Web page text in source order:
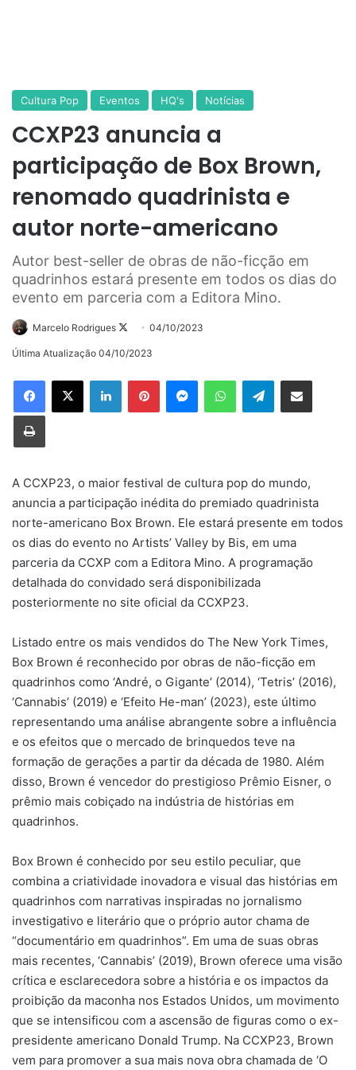
Cultura Pop Eventos HQ's Notícias
CCXP23 anuncia a
participação de Box Brown,
renomado quadrinista e
autor norte-americano
Autor best-seller de obras de não-ficção em
quadrinhos estará presente em todos os dias do
evento em parceria com a Editora Mino.
Marcelo Rodrigues
Follow04/10/2023
Última Atualização 04/10/2023
LinkedinPinterestMessengerWhatsAppTelegramCompartilhar via e-mail
Imprimir
A CCXP23, o maior festival de cultura pop do mundo,
anuncia a participação inédita do premiado quadrinista
norte-americano Box Brown. Ele estará presente em todos
os dias do evento no Artists’ Valley by Bis, em uma
parceria da CCXP com a Editora Mino. A programação
detalhada do convidado será disponibilizada
posteriormente no site oficial da CCXP23.
Listado entre os mais vendidos do The New York Times,
Box Brown é reconhecido por obras de não-ficção em
quadrinhos como ‘André, o Gigante’ (2014), ‘Tetris’ (2016),
‘Cannabis’ (2019) e ‘Efeito He-man’ (2023), este último
representando uma análise abrangente sobre a influência
e os efeitos que o mercado de brinquedos teve na
formação de gerações a partir da década de 1980. Além
disso, Brown é vencedor do prestigioso Prêmio Eisner, o
prêmio mais cobiçado na indústria de histórias em
quadrinhos.
Box Brown é conhecido por seu estilo peculiar, que
combina a criatividade inovadora e visual das histórias em
quadrinhos com narrativas inspiradas no jornalismo
investigativo e literário que o próprio autor chama de
“documentário em quadrinhos”. Em uma de suas obras
mais recentes, ‘Cannabis’ (2019), Brown oferece uma visão
crítica e esclarecedora sobre a história e os impactos da
proibição da maconha nos Estados Unidos, um movimento
que se intensificou com a ascensão de figuras como o ex-
presidente americano Donald Trump. Na CCXP23, Brown
vem para promover a sua mais nova obra chamada de ‘O